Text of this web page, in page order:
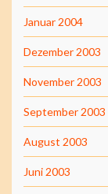
Januar 2004
Dezember 2003
November 2003
September 2003
August 2003
Juni 2003